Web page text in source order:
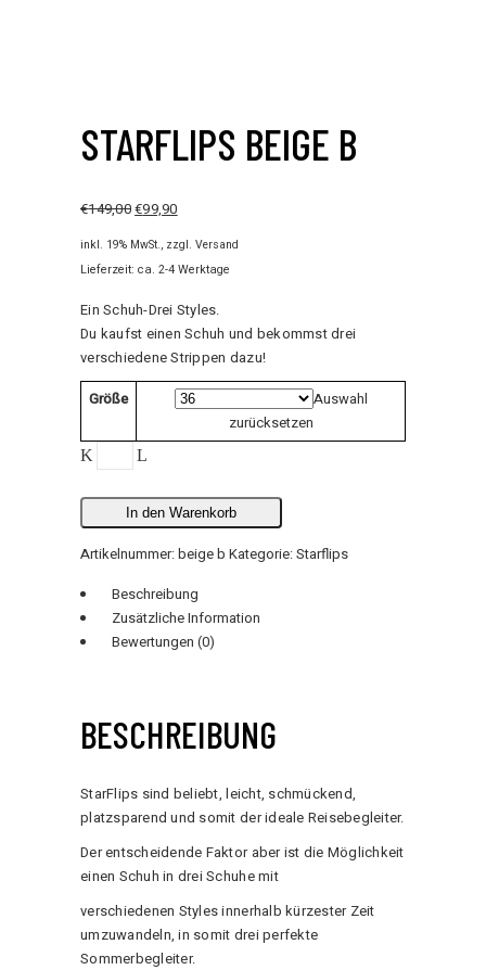
STARFLIPS BEIGE B
€149,00€99,90
inkl. 19% MwSt. zzgl. Versand
Lieferzeit: ca. 2-4 Werktage
Ein Schuh-Drei Styles.
Du kaufst einen Schuh und bekommst drei
verschiedene Strippen dazu!
Größe
Auswahl
zurücksetzen
StarFlips
Beige
B
quantity
In den Warenkorb
Artikelnummer:beige b Kategorie:Starflips
Beschreibung
Zusätzliche Information
Bewertungen (0)
BESCHREIBUNG
StarFlips sind beliebt, leicht, schmückend,
platzsparend und somit der ideale Reisebegleiter.
Der entscheidende Faktor aber ist die Möglichkeit
einen Schuh in drei Schuhe mit
verschiedenen Styles innerhalb kürzester Zeit
umzuwandeln, in somit drei perfekte
Sommerbegleiter.